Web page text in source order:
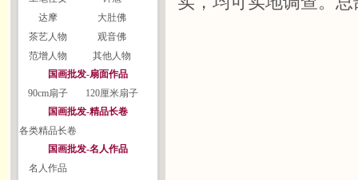
达摩
大肚佛
茶艺人物
观音佛
范增人物
其他人物
国画批发-扇面作品
90cm扇子
120厘米扇子
国画批发-精品长卷
各类精品长卷
国画批发-名人作品
名人作品